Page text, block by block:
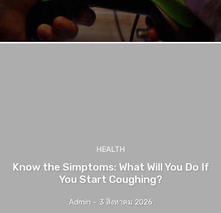
HEALTH
Know the Simptoms: What Will You Do If
You Start Coughing?
Admin - 3 สิงหาคม 2026